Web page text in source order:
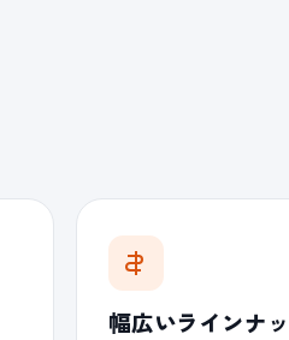
幅広いラインナ